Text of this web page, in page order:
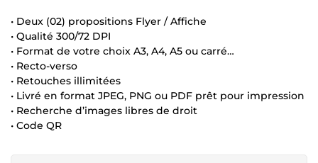
• Deux (02) propositions Flyer / Affiche
• Qualité 300/72 DPI
• Format de votre choix A3, A4, A5 ou carré…
• Recto-verso
• Retouches illimitées
• Livré en format JPEG, PNG ou PDF prêt pour impression
• Recherche d’images libres de droit
• Code QR